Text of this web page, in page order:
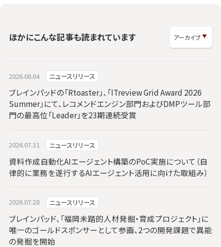
ほかにこんな記事も読まれています
2026.08.04 ニュースリリース
ブレインパッドの「Rtoaster」、「ITreview Grid Award 2026
Summer」にて、レコメンドエンジン部門およびDMPツール部
門の最高位「Leader」を23期連続受賞
2026.07.31 ニュースリリース
資料作成自動化AIエージェント構築のPoC実施について（自
律的に業務を遂行するAIエージェント活用に向けた取組み）
2026.07.28 ニュースリリース
ブレインパッド、「福岡未踏的人材発掘・育成プロジェクト」に
唯一のゴールドスポンサーとして参画、2つの開発課題で異能
の発掘を開始